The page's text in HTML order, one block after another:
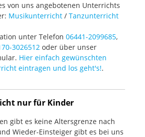
von uns angebotenen Unterrichts
Musikunterricht/ Tanzunterricht
unter Telefon 06441-2099685,
3026512oder über unser
Hier einfach gewünschten
eintragen und los geht's!.
nur für Kinder
gibt es keine Altersgrenze nach
Wieder-Einsteiger gibt es bei uns